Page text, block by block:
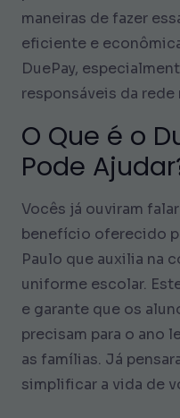
maneiras de fazer
eficiente e
DuePay,
responsáveis da
O Que é o
Pode
Vocês já ouviram
benefício oferecido
Paulo que auxilia na
uniforme escolar.
e garante que os
precisam para o ano
as famílias. Já
simplificar a vida de